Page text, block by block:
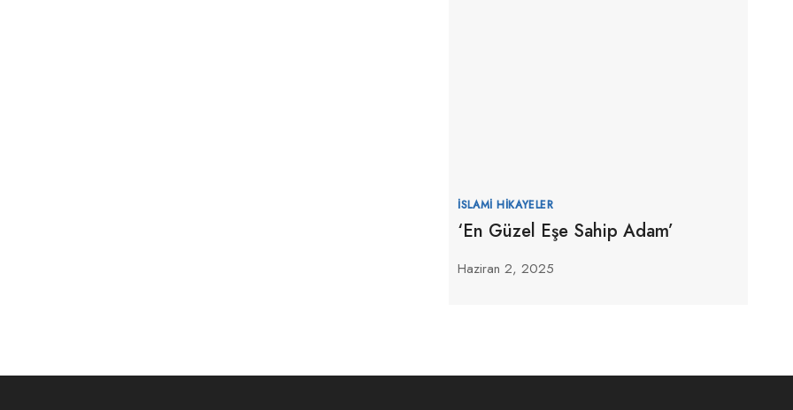
İSLAMI HIKAYELER
‘En Güzel Eşe Sahip Adam’
Haziran 2, 2025